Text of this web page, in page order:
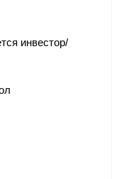
инвестор/